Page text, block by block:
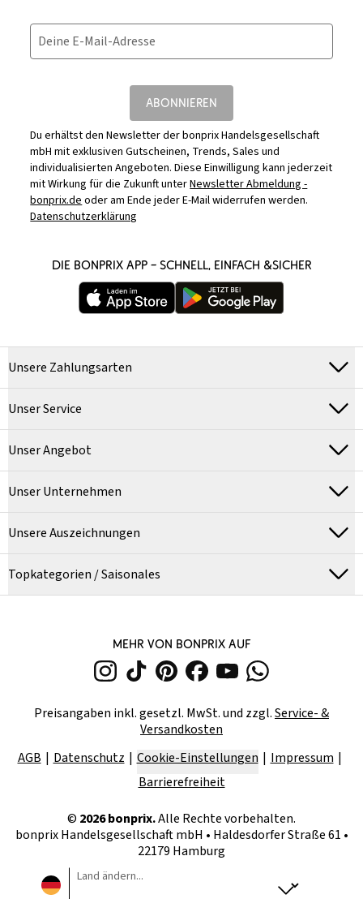
Deine E-Mail-Adresse
ABONNIEREN
Du erhältst den Newsletter der bonprix Handelsgesellschaft
mbH mit exklusiven Gutscheinen, Trends, Sales und
individualisierten Angeboten. Diese Einwilligung kann jederzeit
mit Wirkung für die Zukunft unterNewsletter Abmeldung -
bonprix.deoder am Ende jeder E-Mail widerrufen werden.
Datenschutzerklärung
DIE BONPRIX APP – SCHNELL, EINFACH &SICHER
Unsere Zahlungsarten
Unser Service
Unser Angebot
Unser Unternehmen
Unsere Auszeichnungen
Topkategorien / Saisonales
MEHR VON BONPRIX AUF
Preisangaben inkl. gesetzl. MwSt. und zzgl.Service- &
Versandkosten
AGB
Datenschutz Cookie-Einstellungen
Impressum
Barrierefreiheit
© 2026bonprix.Alle Rechte vorbehalten.
bonprix Handelsgesellschaft mbH • Haldesdorfer Straße 61 •
22179 Hamburg
Land ändern...